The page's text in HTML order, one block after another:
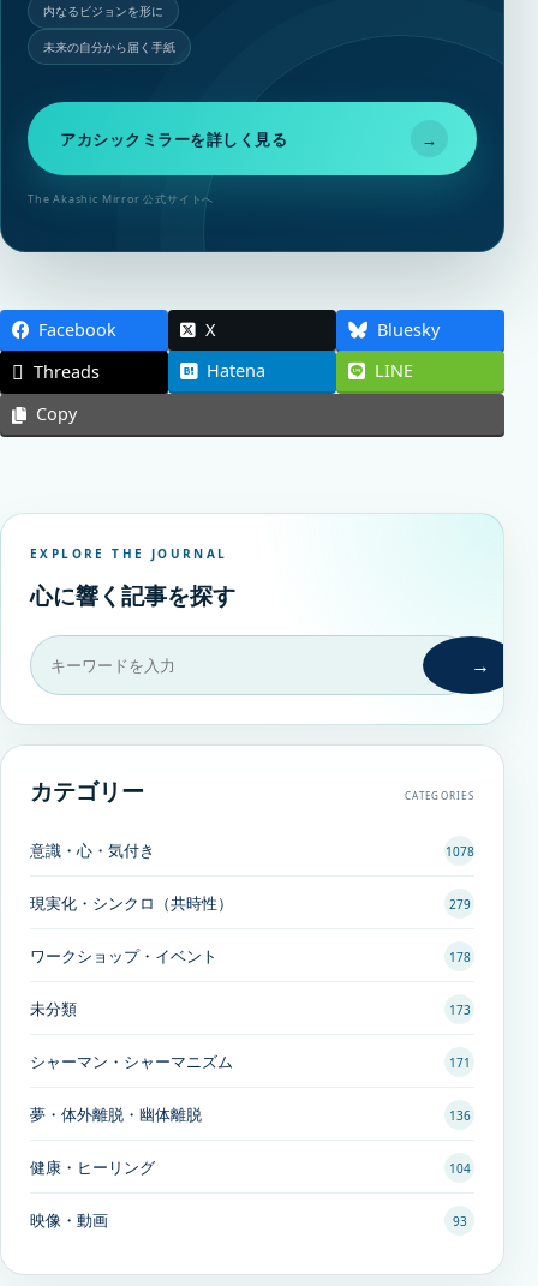
内なるビジョンを形に
未来の自分から届く手紙
アカシックミラーを詳しく見る →
The Akashic Mirror 公式サイトへ
Facebook X
Bluesky
Threads
Hatena
LINE
Copy
EXPLORE THE JOURNAL
心に響く記事を探す
→
カテゴリー CATEGORIES
意識・心・気付き 1078
現実化・シンクロ（共時性） 279
ワークショップ・イベント 178
未分類 173
シャーマン・シャーマニズム 171
夢・体外離脱・幽体離脱 136
健康・ヒーリング 104
映像・動画 93